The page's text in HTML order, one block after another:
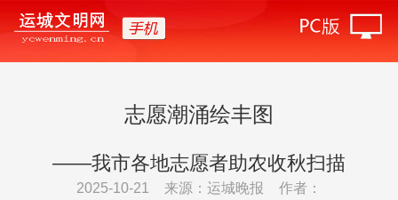
志愿潮涌绘丰图
——我市各地志愿者助农收秋扫描
2025-10-21 来源：运城晚报 作者：